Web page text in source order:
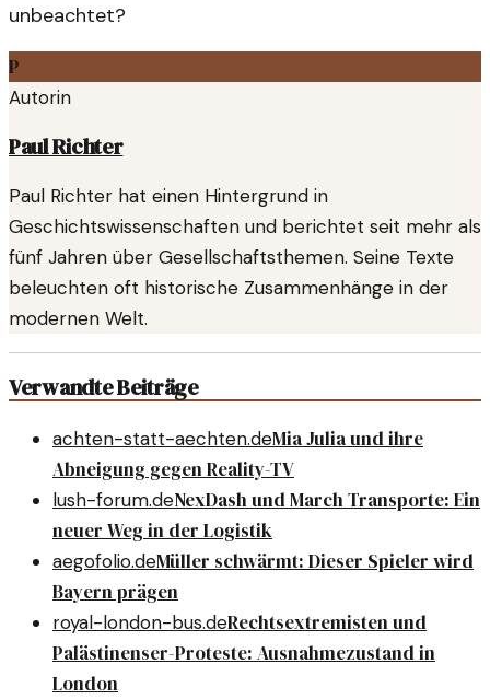
unbeachtet?
P
Autorin
Paul Richter
Paul Richter hat einen Hintergrund in
Geschichtswissenschaften und berichtet seit mehr als
fünf Jahren über Gesellschaftsthemen. Seine Texte
beleuchten oft historische Zusammenhänge in der
modernen Welt.
Verwandte Beiträge
achten-statt-aechten.deMia Julia und ihre
Abneigung gegen Reality-TV
lush-forum.deNexDash und March Transporte: Ein
neuer Weg in der Logistik
aegofolio.deMüller schwärmt: Dieser Spieler wird
Bayern prägen
royal-london-bus.deRechtsextremisten und
Palästinenser-Proteste: Ausnahmezustand in
London